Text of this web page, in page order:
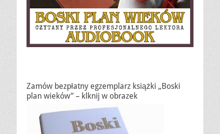
Zamów bezpłatny egzemplarz książki „Boski
plan wieków” – klknij w obrazek